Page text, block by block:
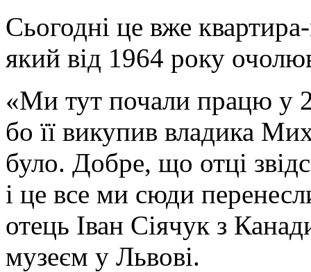
Сьогодні це вже
який від 1964 року
«Ми тут почали працю у
бо її викупив владика
було. Добре, що отці
і це все ми сюди
отець Іван Сіячук з
музеєм у Львові.